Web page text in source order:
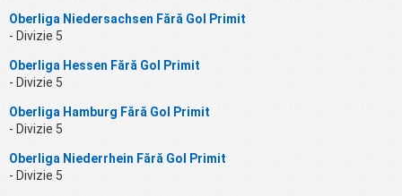
Oberliga Niedersachsen Fără Gol Primit
- Divizie 5
Oberliga Hessen Fără Gol Primit
- Divizie 5
Oberliga Hamburg Fără Gol Primit
- Divizie 5
Oberliga Niederrhein Fără Gol Primit
- Divizie 5